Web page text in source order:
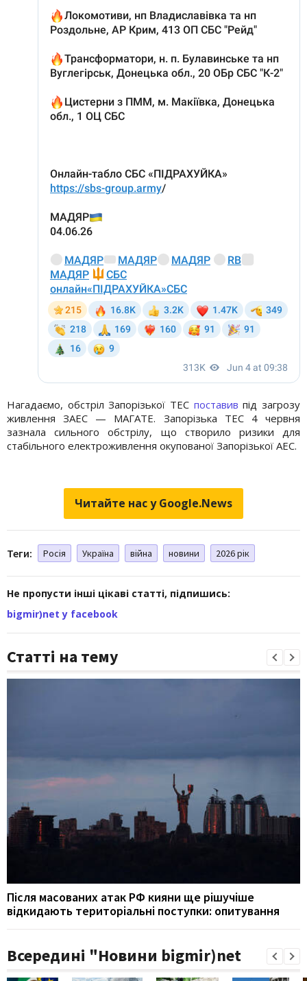
Нагадаємо, обстріл Запорізької ТЕС поставив під загрозу
живлення ЗАЕС — МАГАТЕ. Запорізька ТЕС 4 червня
зазнала сильного обстрілу, що створило ризики для
стабільного електроживлення окупованої Запорізької АЕС.
Читайте нас у Google.News
Теги: Росія Україна війна новини 2026 рік
Не пропусти інші цікаві статті, підпишись:
bigmir)net у facebook
Статті на тему
Після масованих атак РФ кияни ще рішучіше
відкидають територіальні поступки: опитування
Всередині "Новини bigmir)net